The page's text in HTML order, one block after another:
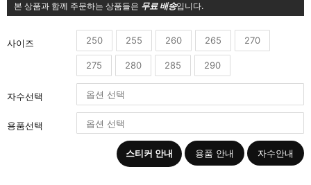
본 상품과 함께 주문하는 상품들은 무료 배송입니다.
사이즈 250 255 260 265 270
275 280 285 290
자수선택
용품선택
스티커 안내 용품 안내 자수안내